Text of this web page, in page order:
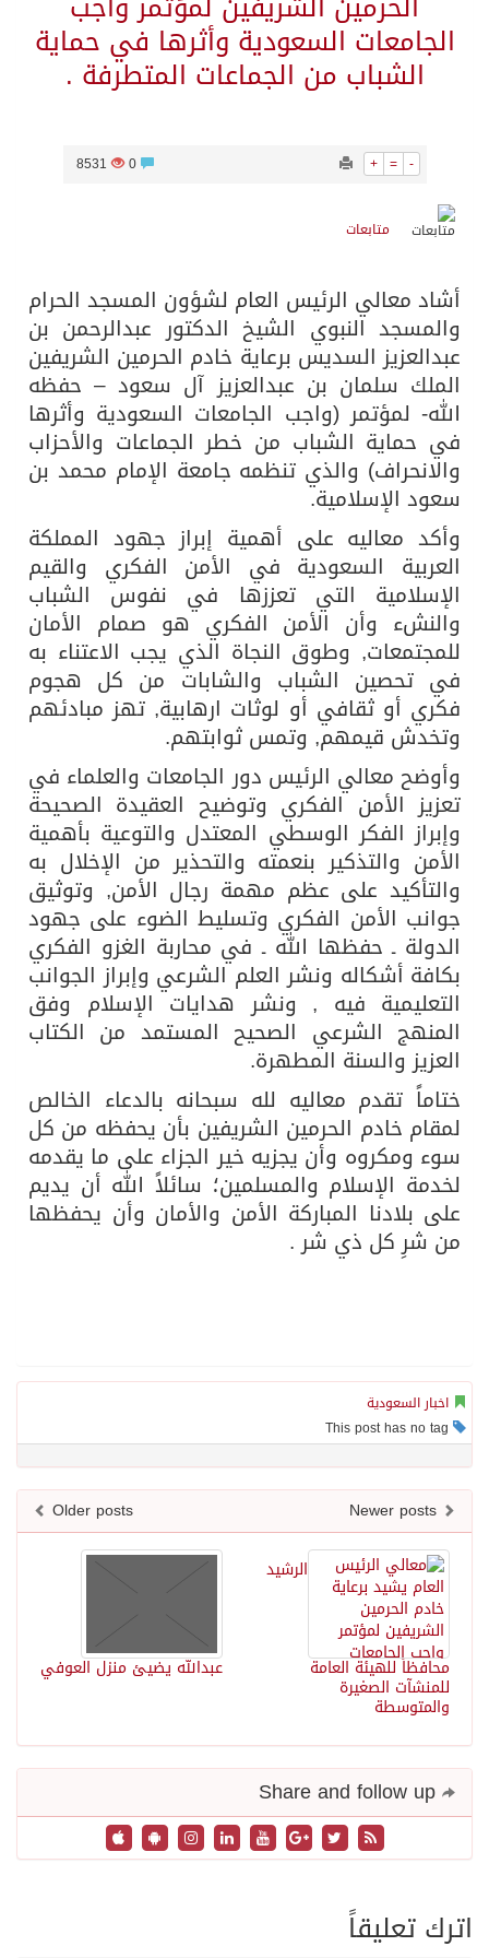
الجامعات السعودية وأثرها في حماية
الشباب من الجماعات المتطرفة .
+ = -
0
8531
متابعات
أشاد معالي الرئيس العام لشؤون المسجد الحرام
والمسجد النبوي الشيخ الدكتور عبدالرحمن بن
عبدالعزيز السديس برعاية خادم الحرمين الشريفين
الملك سلمان بن عبدالعزيز آل سعود – حفظه
الله- لمؤتمر (واجب الجامعات السعودية وأثرها
في حماية الشباب من خطر الجماعات والأحزاب
والانحراف) والذي تنظمه جامعة الإمام محمد بن
سعود الإسلامية.
وأكد معاليه على أهمية إبراز جهود المملكة
العربية السعودية في الأمن الفكري والقيم
الإسلامية التي تعززها في نفوس الشباب
والنشء وأن الأمن الفكري هو صمام الأمان
للمجتمعات, وطوق النجاة الذي يجب الاعتناء به
في تحصين الشباب والشابات من كل هجوم
فكري أو ثقافي أو لوثات ارهابية, تهز مبادئهم
وتخدش قيمهم, وتمس ثوابتهم.
وأوضح معالي الرئيس دور الجامعات والعلماء في
تعزيز الأمن الفكري وتوضيح العقيدة الصحيحة
وإبراز الفكر الوسطي المعتدل والتوعية بأهمية
الأمن والتذكير بنعمته والتحذير من الإخلال به
والتأكيد على عظم مهمة رجال الأمن, وتوثيق
جوانب الأمن الفكري وتسليط الضوء على جهود
الدولة ـ حفظها الله ـ في محاربة الغزو الفكري
بكافة أشكاله ونشر العلم الشرعي وإبراز الجوانب
التعليمية فيه , ونشر هدايات الإسلام وفق
المنهج الشرعي الصحيح المستمد من الكتاب
العزيز والسنة المطهرة.
ختاماً تقدم معاليه لله سبحانه بالدعاء الخالص
لمقام خادم الحرمين الشريفين بأن يحفظه من كل
سوء ومكروه وأن يجزيه خير الجزاء على ما يقدمه
لخدمة الإسلام والمسلمين؛ سائلاً الله أن يديم
على بلادنا المباركة الأمن والأمان وأن يحفظها
من شرِ كل ذي شر .
اخبار السعودية
Older posts
عبدالله يضيئ منزل العوفي
الرشيد
محافظاً للهيئة العامة
للمنشآت الصغيرة
والمتوسطة
اترك تعليقاً